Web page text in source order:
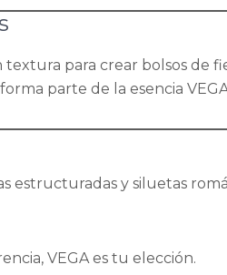
para crear bolsos de
parte de la esencia
y siluetas
VEGA es tu elección.